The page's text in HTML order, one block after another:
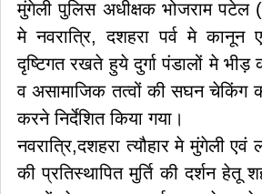
मुंगेली पुलिस अधीक्षक भोजराम पटेल
मे नवरात्रि, दशहरा पर्व मे कानून
दृष्टिगत रखते हुये दुर्गा पंडालों मे भीड़
व असामाजिक तत्वों की सघन चेकिंग
करने निर्देशित किया गया।
नवरात्रि,दशहरा त्यौहार मे मुंगेली एवं
की प्रतिस्थापित मुर्ति की दर्शन हेतू